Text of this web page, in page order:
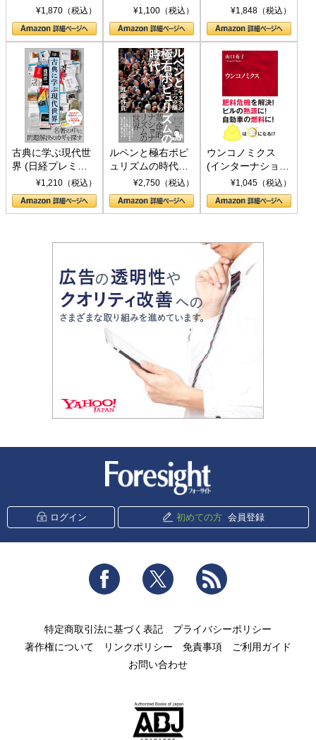
トランプとBRICS
の挑戦
¥1,870（税込）
下、ソ連参戦、そ
して聖断 (PHP新
書)
¥1,100（税込） ¥1,848（税込）
古典に学ぶ現代世
界 (日経プレミア
シリーズ)¥1,210（税込）
ルペンと極右ポピ
ュリズムの時代：
〈ヤヌス〉の二つ
の顔
¥2,750（税込）
ウンコノミクス
(インターナショナ
ル新書)¥1,045（税込）
ログイン 初めての方 会員登録
Facebook Twitter
特定商取引法に基づく表記
プライバシーポリシー
著作権について
リンクポリシー 免責事項
ご利用ガイド
お問い合わせ